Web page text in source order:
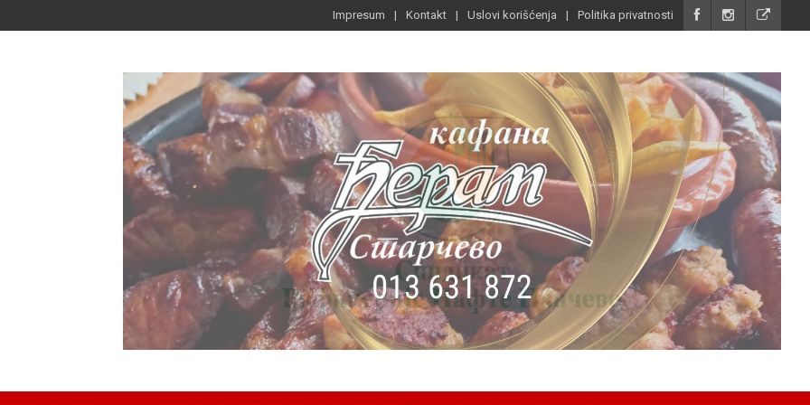
Impresum Kontakt Uslovi korišćenja Politika privatnosti